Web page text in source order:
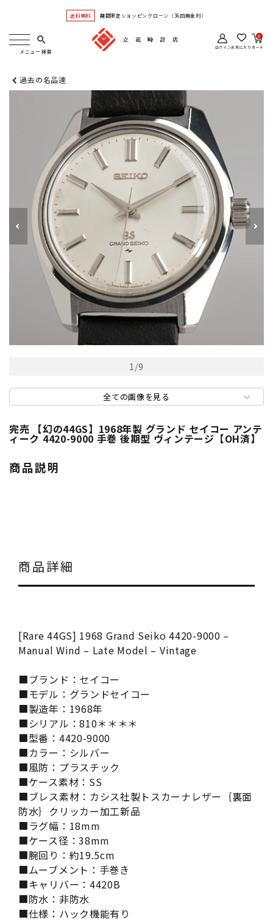
送料無料 期間限定ショッピングローン（36回無金利）
search
ログインお気に入り
0
カート
過去の名品達
1/9
全ての画像を見る
完売 【幻の44GS】1968年製 グランド セイコー アンテ
ィーク 4420-9000 手巻 後期型 ヴィンテージ【OH済】
商品説明
商品詳細
[Rare 44GS] 1968 Grand Seiko 4420-9000 –
Manual Wind – Late Model – Vintage
■ブランド：セイコー
■モデル：グランドセイコー
■製造年：1968年
■シリアル：810＊＊＊＊
■型番：4420-9000
■カラー：シルバー
■風防：プラスチック
■ケース素材：SS
■ブレス素材：カシス社製トスカーナレザー｛裏面
防水｝クリッカー加工新品
■ラグ幅：18mm
■ケース径：38mm
■腕回り：約19.5cm
■ムーブメント：手巻き
■キャリバー：4420B
■防水：非防水
■仕様：ハック機能有り